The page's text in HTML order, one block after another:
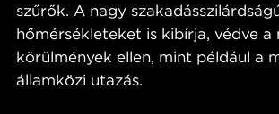
szűrők. A nagy
hőmérsékleteket is kibírja, védve
körülmények ellen, mint például a
államközi utazás.